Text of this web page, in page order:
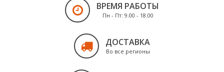
ВРЕМЯ РАБОТЫ
Пн - Пт: 9.00 - 18.00
ДОСТАВКА
Во все регионы